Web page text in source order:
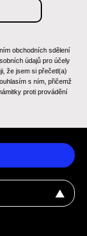
obchodních sdělení
údajů pro účely
že jsem si přečetl(a)
s ním, přičemž
proti provádění